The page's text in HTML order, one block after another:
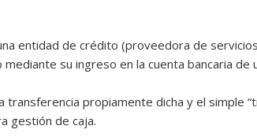
entidad de crédito (proveedora de
su ingreso en la cuenta bancaria
propiamente dicha y el simple
gestión de caja.